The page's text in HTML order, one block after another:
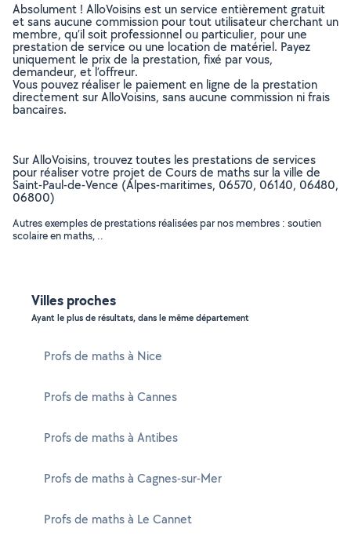
Absolument ! AlloVoisins est un service entièrement gratuit
et sans aucune commission pour tout utilisateur cherchant un
membre, qu’il soit professionnel ou particulier, pour une
prestation de service ou une location de matériel. Payez
uniquement le prix de la prestation, fixé par vous,
demandeur, et l’offreur.
Vous pouvez réaliser le paiement en ligne de la prestation
directement sur AlloVoisins, sans aucune commission ni frais
bancaires.
Sur AlloVoisins, trouvez toutes les prestations de services
pour réaliser votre projet de Cours de maths sur la ville de
Saint-Paul-de-Vence (Alpes-maritimes, 06570, 06140, 06480,
06800)
Autres exemples de prestations réalisées par nos membres : soutien
scolaire en maths, ..
Villes proches
Ayant le plus de résultats, dans le même département
Profs de maths à Nice
Profs de maths à Cannes
Profs de maths à Antibes
Profs de maths à Cagnes-sur-Mer
Profs de maths à Le Cannet